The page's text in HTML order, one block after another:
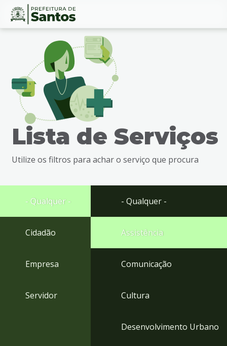
Ir
busca
Ir
rodapé
Conteúdo
Lista de Serviços
Utilize os filtros para achar o serviço que procura
- Qualquer -
Cidadão
Empresa
Servidor
- Qualquer -
Assistência
Comunicação
Cultura
Desenvolvimento Urbano